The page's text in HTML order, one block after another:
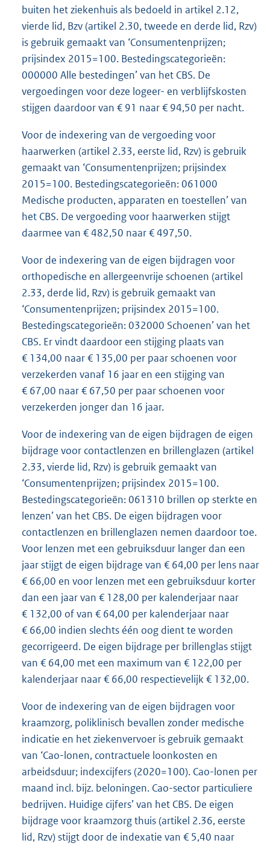
buiten het ziekenhuis als bedoeld in artikel 2.12,
vierde lid, Bzv (artikel 2.30, tweede en derde lid, Rzv)
is gebruik gemaakt van ‘Consumentenprijzen;
prijsindex 2015=100. Bestedingscategorieën:
000000 Alle bestedingen’ van het CBS. De
vergoedingen voor deze logeer- en verblijfskosten
stijgen daardoor van € 91 naar € 94,50 per nacht.
Voor de indexering van de vergoeding voor
haarwerken (artikel 2.33, eerste lid, Rzv) is gebruik
gemaakt van ‘Consumentenprijzen; prijsindex
2015=100. Bestedingscategorieën: 061000
Medische producten, apparaten en toestellen’ van
het CBS. De vergoeding voor haarwerken stijgt
daarmee van € 482,50 naar € 497,50.
Voor de indexering van de eigen bijdragen voor
orthopedische en allergeenvrije schoenen (artikel
2.33, derde lid, Rzv) is gebruik gemaakt van
‘Consumentenprijzen; prijsindex 2015=100.
Bestedingscategorieën: 032000 Schoenen’ van het
CBS. Er vindt daardoor een stijging plaats van
€ 134,00 naar € 135,00 per paar schoenen voor
verzekerden vanaf 16 jaar en een stijging van
€ 67,00 naar € 67,50 per paar schoenen voor
verzekerden jonger dan 16 jaar.
Voor de indexering van de eigen bijdragen de eigen
bijdrage voor contactlenzen en brillenglazen (artikel
2.33, vierde lid, Rzv) is gebruik gemaakt van
‘Consumentenprijzen; prijsindex 2015=100.
Bestedingscategorieën: 061310 brillen op sterkte en
lenzen’ van het CBS. De eigen bijdragen voor
contactlenzen en brillenglazen nemen daardoor toe.
Voor lenzen met een gebruiksduur langer dan een
jaar stijgt de eigen bijdrage van € 64,00 per lens naar
€ 66,00 en voor lenzen met een gebruiksduur korter
dan een jaar van € 128,00 per kalenderjaar naar
€ 132,00 of van € 64,00 per kalenderjaar naar
€ 66,00 indien slechts één oog dient te worden
gecorrigeerd. De eigen bijdrage per brillenglas stijgt
van € 64,00 met een maximum van € 122,00 per
kalenderjaar naar € 66,00 respectievelijk € 132,00.
Voor de indexering van de eigen bijdragen voor
kraamzorg, poliklinisch bevallen zonder medische
indicatie en het ziekenvervoer is gebruik gemaakt
van ‘Cao-lonen, contractuele loonkosten en
arbeidsduur; indexcijfers (2020=100). Cao-lonen per
maand incl. bijz. beloningen. Cao-sector particuliere
bedrijven. Huidige cijfers’ van het CBS. De eigen
bijdrage voor kraamzorg thuis (artikel 2.36, eerste
lid, Rzv) stijgt door de indexatie van € 5,40 naar